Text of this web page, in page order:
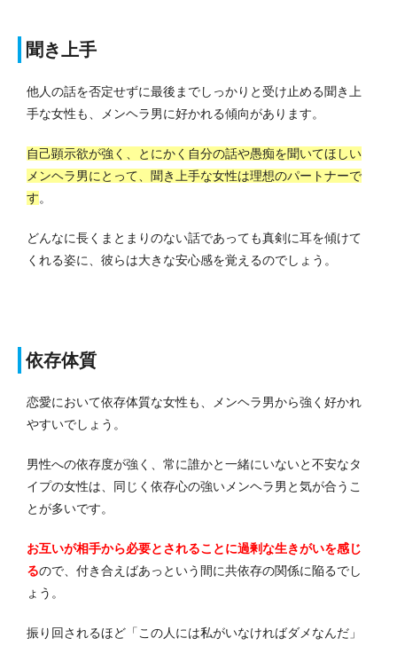
聞き上手
他人の話を否定せずに最後までしっかりと受け止める聞き上
手な女性も、メンヘラ男に好かれる傾向があります。
自己顕示欲が強く、とにかく自分の話や愚痴を聞いてほしい
メンヘラ男にとって、聞き上手な女性は理想のパートナーで
す。
どんなに長くまとまりのない話であっても真剣に耳を傾けて
くれる姿に、彼らは大きな安心感を覚えるのでしょう。
依存体質
恋愛において依存体質な女性も、メンヘラ男から強く好かれ
やすいでしょう。
男性への依存度が強く、常に誰かと一緒にいないと不安なタ
イプの女性は、同じく依存心の強いメンヘラ男と気が合うこ
とが多いです。
お互いが相手から必要とされることに過剰な生きがいを感じ
るので、付き合えばあっという間に共依存の関係に陥るでし
ょう。
振り回されるほど「この人には私がいなければダメなんだ」